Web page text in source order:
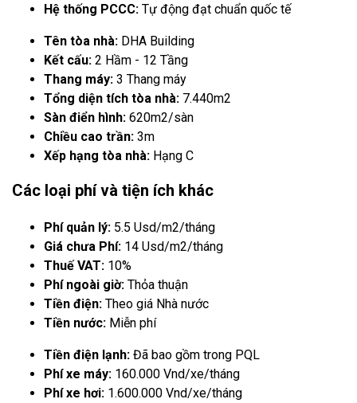
Hệ thống PCCC: Tự động đạt chuẩn quốc tế
Tên tòa nhà: DHA Building
Kết cấu: 2 Hầm - 12 Tầng
Thang máy: 3 Thang máy
Tổng diện tích tòa nhà: 7.440m2
Sàn điển hình: 620m2/sàn
Chiều cao trần: 3m
Xếp hạng tòa nhà: Hạng C
Các loại phí và tiện ích khác
Phí quản lý: 5.5 Usd/m2/tháng
Giá chưa Phí: 14 Usd/m2/tháng
Thuế VAT: 10%
Phí ngoài giờ: Thỏa thuận
Tiền điện: Theo giá Nhà nước
Tiền nước: Miễn phí
Tiền điện lạnh: Đã bao gồm trong PQL
Phí xe máy: 160.000 Vnd/xe/tháng
Phí xe hơi: 1.600.000 Vnd/xe/tháng